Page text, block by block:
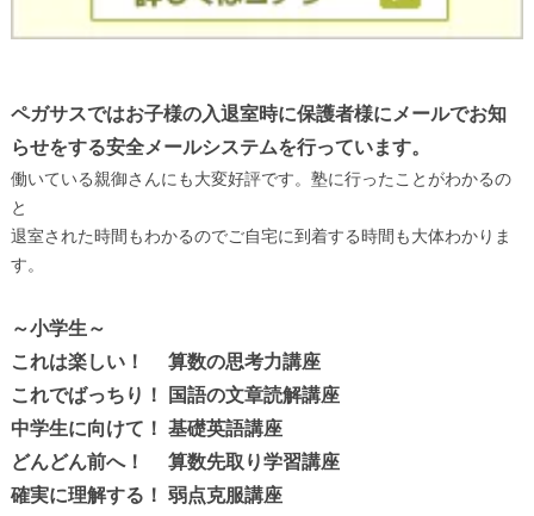
ペガサスではお子様の入退室時に保護者様にメールでお知
らせをする安全メールシステムを行っています。
働いている親御さんにも大変好評です。塾に行ったことがわかるの
と
退室された時間もわかるのでご自宅に到着する時間も大体わかりま
す。
～小学生～
これは楽しい！ 算数の思考力講座
これでばっちり！ 国語の文章読解講座
中学生に向けて！ 基礎英語講座
どんどん前へ！ 算数先取り学習講座
確実に理解する！ 弱点克服講座